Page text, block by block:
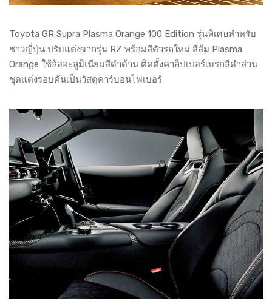
Toyota GR Supra Plasma Orange 100 Edition รุ่นพิเศษสำหรับ
ชาวญี่ปุ่น ปรับแต่งจากรุ่น RZ พร้อมสีตัวรถใหม่ สีส้ม Plasma
Orange ใช้ล้ออะลูมิเนียมสีดำด้าน ติดตั้งคาลิปเปอร์เบรกสีดำส่วน
ชุดแต่งรอบคันเป็นวัสดุคาร์บอนไฟเบอร์